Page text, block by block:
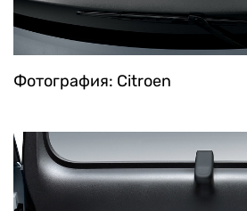
Фотография: Citroen